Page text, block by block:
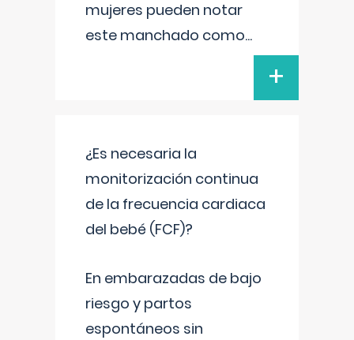
mujeres pueden notar
este manchado como...
+
¿Es necesaria la
monitorización continua
de la frecuencia cardiaca
del bebé (FCF)?
En embarazadas de bajo
riesgo y partos
espontáneos sin